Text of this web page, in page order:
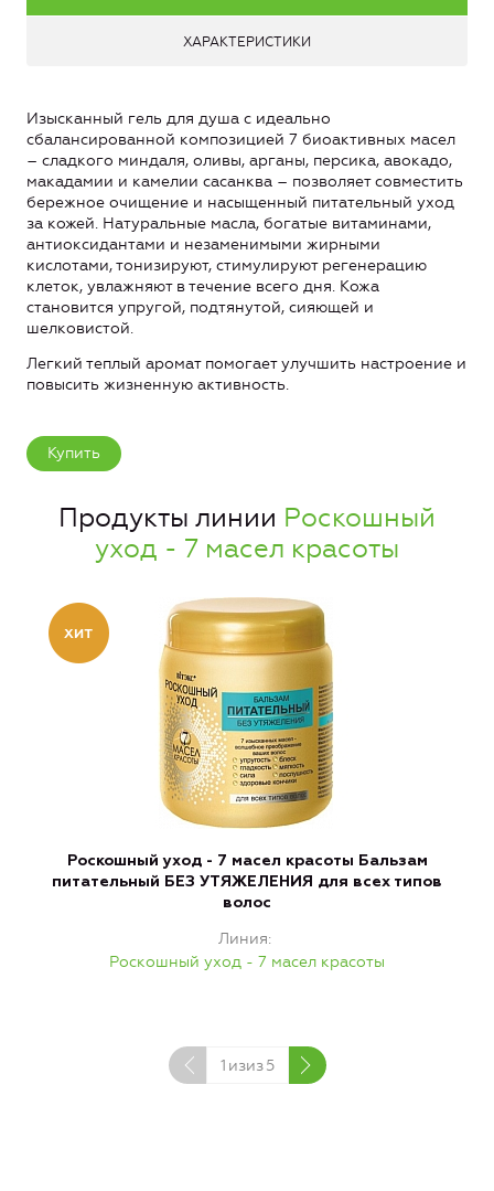
ХАРАКТЕРИСТИКИ
Изысканный гель для душа с идеально
сбалансированной композицией 7 биоактивных масел
– сладкого миндаля, оливы, арганы, персика, авокадо,
макадамии и камелии сасанква – позволяет совместить
бережное очищение и насыщенный питательный уход
за кожей. Натуральные масла, богатые витаминами,
антиоксидантами и незаменимыми жирными
кислотами, тонизируют, стимулируют регенерацию
клеток, увлажняют в течение всего дня. Кожа
становится упругой, подтянутой, сияющей и
шелковистой.
Легкий теплый аромат помогает улучшить настроение и
повысить жизненную активность.
Купить
Продукты линии Роскошный
уход - 7 масел красоты
Роскошный уход - 7 масел красоты Бальзам
питательный БЕЗ УТЯЖЕЛЕНИЯ для всех типов
волос
Линия
Роскошный уход - 7 масел красоты
1 изиз 5